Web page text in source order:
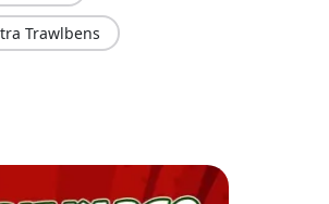
Trawlbens